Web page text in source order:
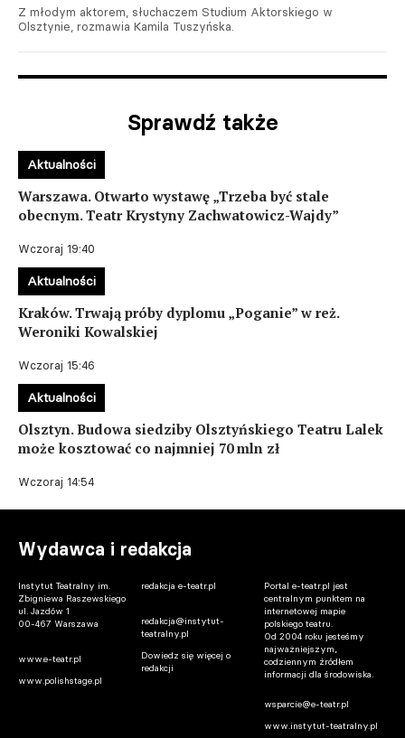
Z młodym aktorem, słuchaczem Studium Aktorskiego w
Olsztynie, rozmawia Kamila Tuszyńska.
Sprawdź także
Warszawa. Otwarto wystawę „Trzeba być stale
obecnym. Teatr Krystyny Zachwatowicz-Wajdy”
Wczoraj 19:40
Aktualności
Kraków. Trwają próby dyplomu „Poganie” w reż.
Weroniki Kowalskiej
Wczoraj 15:46
Aktualności
Olsztyn. Budowa siedziby Olsztyńskiego Teatru Lalek
może kosztować co najmniej 70 mln zł
Wczoraj 14:54
Aktualności
Wydawca i redakcja
Instytut Teatralny im.
Zbigniewa Raszewskiego
ul. Jazdów 1
00-467 Warszawa
www.e-teatr.pl
www.polishstage.pl
redakcja e-teatr.pl
redakcja@instytut-
teatralny.pl
Dowiedz się więcej o
redakcji
Portal e-teatr.pl jest
centralnym punktem na
internetowej mapie
polskiego teatru.
Od 2004 roku jesteśmy
najważniejszym,
codziennym źródłem
informacji dla środowiska.
wsparcie@e-teatr.pl
www.instytut-teatralny.pl